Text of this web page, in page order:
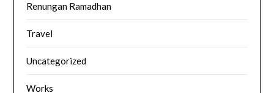
Renungan Ramadhan
Travel
Uncategorized
Works